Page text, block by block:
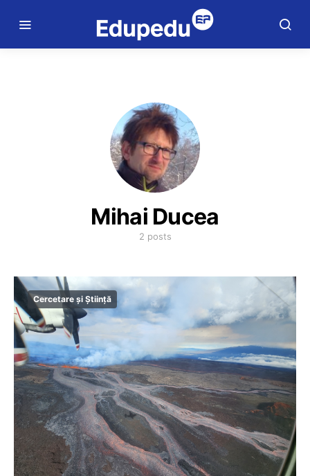
Mihai Ducea
2 posts
Cercetare și Știință